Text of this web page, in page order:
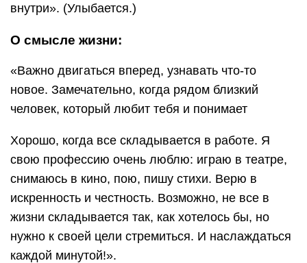
внутри». (Улыбается.)
О смысле жизни:
«Важно двигаться вперед, узнавать что-то
новое. Замечательно, когда рядом близкий
человек, который любит тебя и понимает
Хорошо, когда все складывается в работе. Я
свою профессию очень люблю: играю в театре,
снимаюсь в кино, пою, пишу стихи. Верю в
искренность и честность. Возможно, не все в
жизни складывается так, как хотелось бы, но
нужно к своей цели стремиться. И наслаждаться
каждой минутой!».